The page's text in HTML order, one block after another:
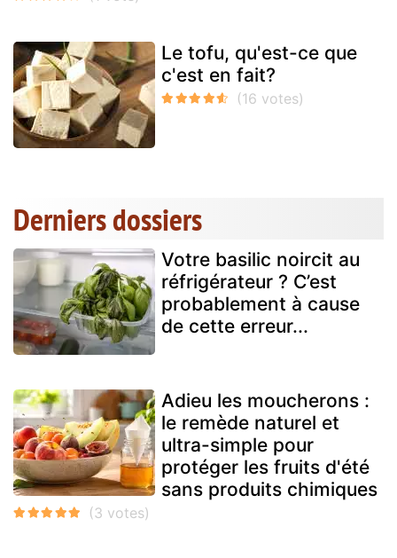
Le tofu, qu'est-ce que
c'est en fait?
Derniers dossiers
Votre basilic noircit au
réfrigérateur ? C’est
probablement à cause
de cette erreur...
Adieu les moucherons :
le remède naturel et
ultra-simple pour
protéger les fruits d'été
sans produits chimiques